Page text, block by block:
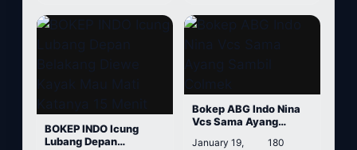
BOKEP INDO Icung
Lubang Depan
Bokep ABG Indo Nina
Vcs Sama Ayang
January 19,
180